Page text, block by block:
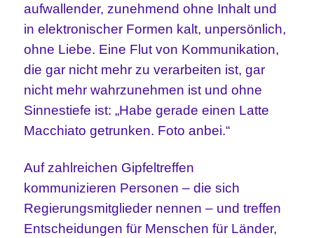
aufwallender, zunehmend ohne Inhalt und
in elektronischer Formen kalt, unpersönlich,
ohne Liebe. Eine Flut von Kommunikation,
die gar nicht mehr zu verarbeiten ist, gar
nicht mehr wahrzunehmen ist und ohne
Sinnestiefe ist: „Habe gerade einen Latte
Macchiato getrunken. Foto anbei.“
Auf zahlreichen Gipfeltreffen
kommunizieren Personen – die sich
Regierungsmitglieder nennen – und treffen
Entscheidungen für Menschen für Länder,